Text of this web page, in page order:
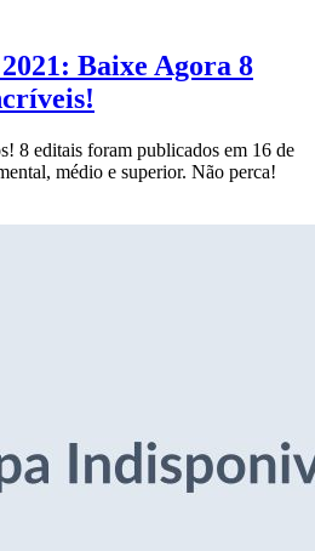
Baixe Agora 8
8 editais foram publicados em 16 de
médio e superior. Não perca!